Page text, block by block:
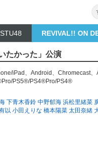
STU48 REVIVAL!! ON
たかった」公演
iPad 、 Android 、 Chromecast、
PS5®/PS4®Pro/PS4®
下青木香鈴 中野郁海 浜松里緒菜
以 小田えりな 橋本陽菜 太田奈緒